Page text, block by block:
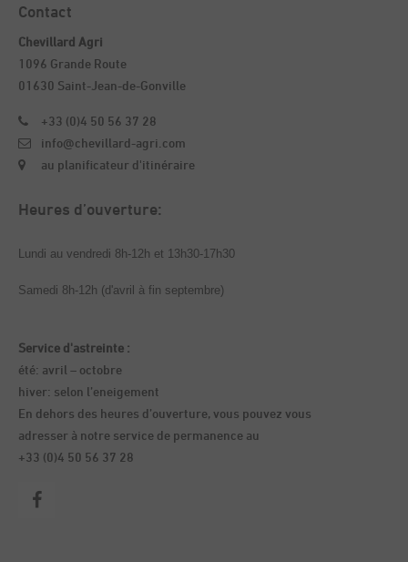
Contact
Chevillard Agri
1096 Grande Route
01630 Saint-Jean-de-Gonville
+33 (0)4 50 56 37 28
info@chevillard-agri.com
au planificateur d'itinéraire
Heures d’ouverture:
Lundi au vendredi 8h-12h et 13h30-17h30
Samedi 8h-12h (d'avril à fin septembre)
Service d'astreinte :
été: avril – octobre
hiver: selon l’eneigement
En dehors des heures d’ouverture, vous pouvez vous
adresser à notre service de permanence au
+33 (0)4 50 56 37 28